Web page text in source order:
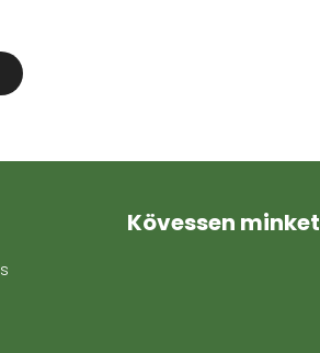
Kövessen minket